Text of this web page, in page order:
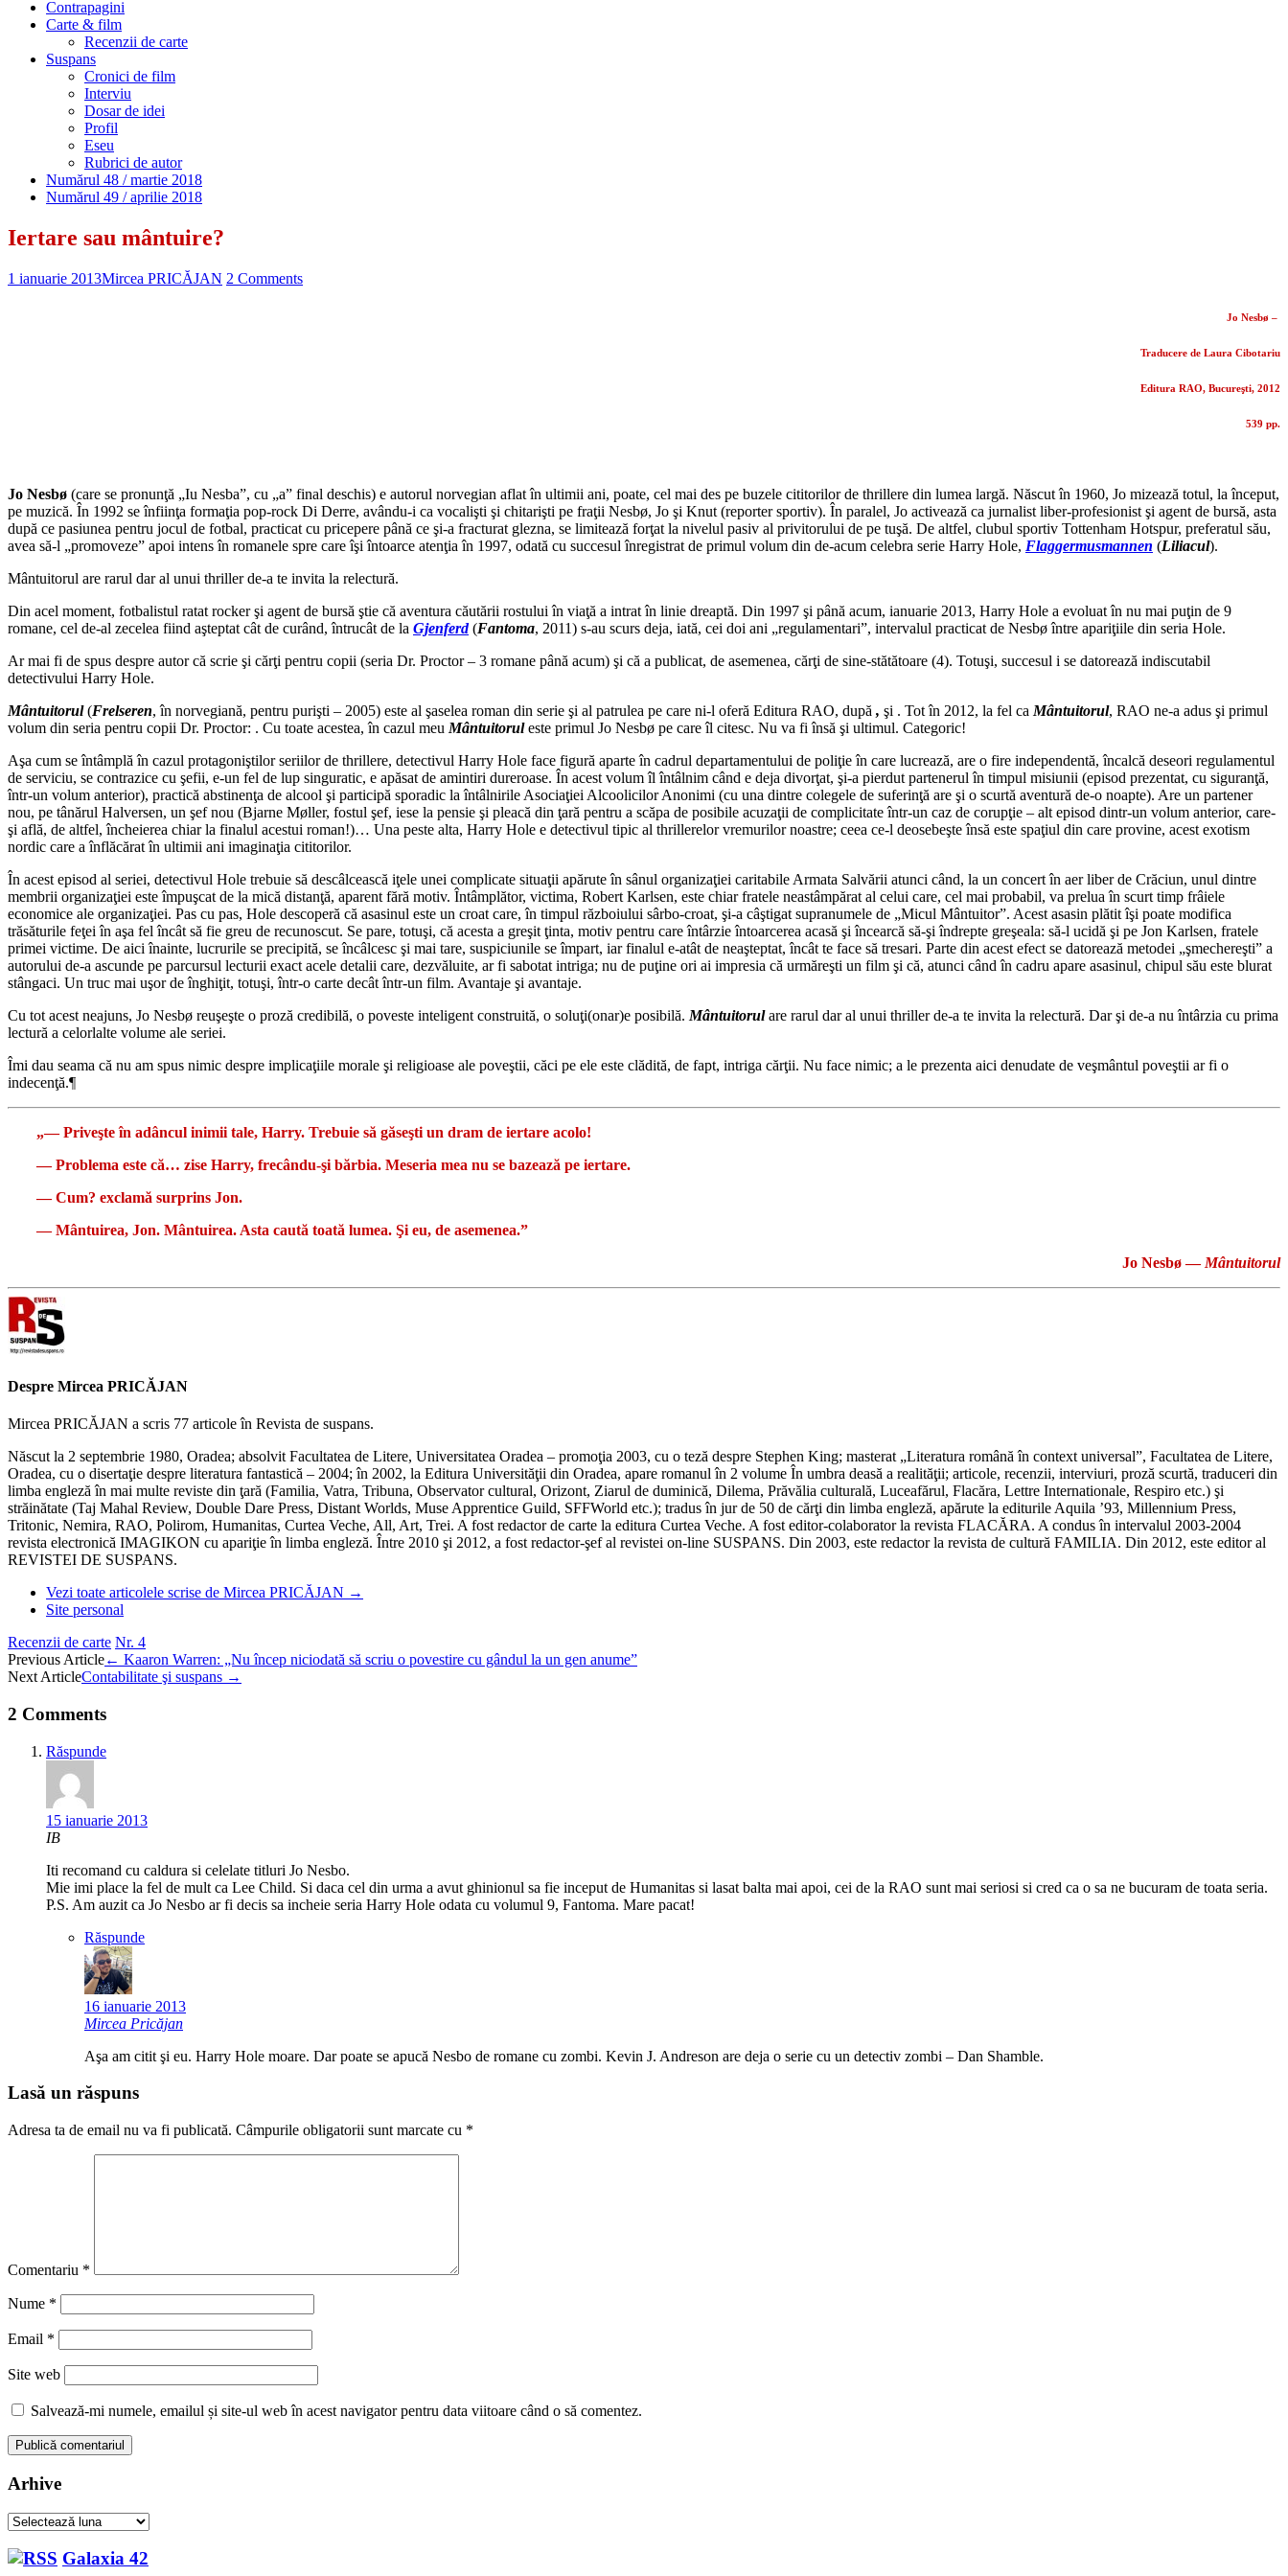
Contrapagini
Carte & film
Recenzii de carte
Suspans
Cronici de film
Interviu
Dosar de idei
Profil
Eseu
Rubrici de autor
Numărul 48 / martie 2018
Numărul 49 / aprilie 2018
Iertare sau mântuire?
1 ianuarie 2013Mircea PRICĂJAN 2 Comments
Jo Nesbø –
Traducere de Laura Cibotariu
Editura RAO, Bucureşti, 2012
539 pp.
Jo Nesbø (care se pronunţă „Iu Nesba”, cu „a” final deschis) e autorul norvegian aflat în ultimii ani, poate, cel mai des pe buzele cititorilor de thrillere din lumea largă. Născut în 1960, Jo mizează totul, la început,
pe muzică. În 1992 se înfiinţa formaţia pop-rock Di Derre, avându-i ca vocalişti şi chitarişti pe fraţii Nesbø, Jo şi Knut (reporter sportiv). În paralel, Jo activează ca jurnalist liber-profesionist şi agent de bursă, asta
după ce pasiunea pentru jocul de fotbal, practicat cu pricepere până ce şi-a fracturat glezna, se limitează forţat la nivelul pasiv al privitorului de pe tuşă. De altfel, clubul sportiv Tottenham Hotspur, preferatul său,
avea să-l „promoveze” apoi intens în romanele spre care îşi întoarce atenţia în 1997, odată cu succesul înregistrat de primul volum din de-acum celebra serie Harry Hole, Flaggermusmannen (Liliacul).
Mântuitorul are rarul dar al unui thriller de-a te invita la relectură.
Din acel moment, fotbalistul ratat rocker şi agent de bursă ştie că aventura căutării rostului în viaţă a intrat în linie dreaptă. Din 1997 şi până acum, ianuarie 2013, Harry Hole a evoluat în nu mai puţin de 9
romane, cel de-al zecelea fiind aşteptat cât de curând, întrucât de la Gjenferd(Fantoma, 2011) s-au scurs deja, iată, cei doi ani „regulamentari”, intervalul practicat de Nesbø între apariţiile din seria Hole.
Ar mai fi de spus despre autor că scrie şi cărţi pentru copii (seria Dr. Proctor – 3 romane până acum) şi că a publicat, de asemenea, cărţi de sine-stătătoare (4). Totuşi, succesul i se datorează indiscutabil
detectivului Harry Hole.
Mântuitorul (Frelseren, în norvegiană, pentru purişti – 2005) este al şaselea roman din serie şi al patrulea pe care ni-l oferă Editura RAO, după , şi . Tot în 2012, la fel ca Mântuitorul, RAO ne-a adus şi primul
volum din seria pentru copii Dr. Proctor: . Cu toate acestea, în cazul meu Mântuitoruleste primul Jo Nesbø pe care îl citesc. Nu va fi însă şi ultimul. Categoric!
Aşa cum se întâmplă în cazul protagoniştilor seriilor de thrillere, detectivul Harry Hole face figură aparte în cadrul departamentului de poliţie în care lucrează, are o fire independentă, încalcă deseori regulamentul
de serviciu, se contrazice cu şefii, e-un fel de lup singuratic, e apăsat de amintiri dureroase. În acest volum îl întâlnim când e deja divorţat, şi-a pierdut partenerul în timpul misiunii (episod prezentat, cu siguranţă,
într-un volum anterior), practică abstinenţa de alcool şi participă sporadic la întâlnirile Asociaţiei Alcoolicilor Anonimi (cu una dintre colegele de suferinţă are şi o scurtă aventură de-o noapte). Are un partener
nou, pe tânărul Halversen, un şef nou (Bjarne Møller, fostul şef, iese la pensie şi pleacă din ţară pentru a scăpa de posibile acuzaţii de complicitate într-un caz de corupţie – alt episod dintr-un volum anterior, care-
şi află, de altfel, încheierea chiar la finalul acestui roman!)… Una peste alta, Harry Hole e detectivul tipic al thrillerelor vremurilor noastre; ceea ce-l deosebeşte însă este spaţiul din care provine, acest exotism
nordic care a înflăcărat în ultimii ani imaginaţia cititorilor.
În acest episod al seriei, detectivul Hole trebuie să descâlcească iţele unei complicate situaţii apărute în sânul organizaţiei caritabile Armata Salvării atunci când, la un concert în aer liber de Crăciun, unul dintre
membrii organizaţiei este împuşcat de la mică distanţă, aparent fără motiv. Întâmplător, victima, Robert Karlsen, este chiar fratele neastâmpărat al celui care, cel mai probabil, va prelua în scurt timp frâiele
economice ale organizaţiei. Pas cu pas, Hole descoperă că asasinul este un croat care, în timpul războiului sârbo-croat, şi-a câştigat supranumele de „Micul Mântuitor”. Acest asasin plătit îşi poate modifica
trăsăturile feţei în aşa fel încât să fie greu de recunoscut. Se pare, totuşi, că acesta a greşit ţinta, motiv pentru care întârzie întoarcerea acasă şi încearcă să-şi îndrepte greşeala: să-l ucidă şi pe Jon Karlsen, fratele
primei victime. De aici înainte, lucrurile se precipită, se încâlcesc şi mai tare, suspiciunile se împart, iar finalul e-atât de neaşteptat, încât te face să tresari. Parte din acest efect se datorează metodei „şmechereşti” a
autorului de-a ascunde pe parcursul lecturii exact acele detalii care, dezvăluite, ar fi sabotat intriga; nu de puţine ori ai impresia că urmăreşti un film şi că, atunci când în cadru apare asasinul, chipul său este blurat
stângaci. Un truc mai uşor de înghiţit, totuşi, într-o carte decât într-un film. Avantaje şi avantaje.
Cu tot acest neajuns, Jo Nesbø reuşeşte o proză credibilă, o poveste inteligent construită, o soluţi(onar)e posibilă. Mântuitorulare rarul dar al unui thriller de-a te invita la relectură. Dar şi de-a nu întârzia cu prima
lectură a celorlalte volume ale seriei.
Îmi dau seama că nu am spus nimic despre implicaţiile morale şi religioase ale poveştii, căci pe ele este clădită, de fapt, intriga cărţii. Nu face nimic; a le prezenta aici denudate de veşmântul poveştii ar fi o
indecenţă.¶
„― Priveşte în adâncul inimii tale, Harry. Trebuie să găseşti un dram de iertare acolo!
― Problema este că… zise Harry, frecându-şi bărbia. Meseria mea nu se bazează pe iertare.
― Cum? exclamă surprins Jon.
― Mântuirea, Jon. Mântuirea. Asta caută toată lumea. Şi eu, de asemenea.”
Jo Nesbø― Mântuitorul
Despre Mircea PRICĂJAN
Mircea PRICĂJAN a scris 77 articole în Revista de suspans.
Născut la 2 septembrie 1980, Oradea; absolvit Facultatea de Litere, Universitatea Oradea – promoţia 2003, cu o teză despre Stephen King; masterat „Literatura română în context universal”, Facultatea de Litere,
Oradea, cu o disertaţie despre literatura fantastică – 2004; în 2002, la Editura Universităţii din Oradea, apare romanul în 2 volume În umbra deasă a realităţii; articole, recenzii, interviuri, proză scurtă, traduceri din
limba engleză în mai multe reviste din ţară (Familia, Vatra, Tribuna, Observator cultural, Orizont, Ziarul de duminică, Dilema, Prăvălia culturală, Luceafărul, Flacăra, Lettre Internationale, Respiro etc.) şi
străinătate (Taj Mahal Review, Double Dare Press, Distant Worlds, Muse Apprentice Guild, SFFWorld etc.); tradus în jur de 50 de cărţi din limba engleză, apărute la editurile Aquila ’93, Millennium Press,
Tritonic, Nemira, RAO, Polirom, Humanitas, Curtea Veche, All, Art, Trei. A fost redactor de carte la editura Curtea Veche. A fost editor-colaborator la revista FLACĂRA. A condus în intervalul 2003-2004
revista electronică IMAGIKON cu apariţie în limba engleză. Între 2010 şi 2012, a fost redactor-şef al revistei on-line SUSPANS. Din 2003, este redactor la revista de cultură FAMILIA. Din 2012, este editor al
REVISTEI DE SUSPANS.
Vezi toate articolele scrise de Mircea PRICĂJAN →
Site personal
Recenzii de carte Nr. 4
Post
navigation
Previous Article← Kaaron Warren: „Nu încep niciodată să scriu o povestire cu gândul la un gen anume”
Next ArticleContabilitate şi suspans →
2 Comments
Răspunde
15 ianuarie 2013
IB
Iti recomand cu caldura si celelate titluri Jo Nesbo.
Mie imi place la fel de mult ca Lee Child. Si daca cel din urma a avut ghinionul sa fie inceput de Humanitas si lasat balta mai apoi, cei de la RAO sunt mai seriosi si cred ca o sa ne bucuram de toata seria.
P.S. Am auzit ca Jo Nesbo ar fi decis sa incheie seria Harry Hole odata cu volumul 9, Fantoma. Mare pacat!
Răspunde
16 ianuarie 2013
Mircea Pricăjan
Aşa am citit şi eu. Harry Hole moare. Dar poate se apucă Nesbo de romane cu zombi. Kevin J. Andreson are deja o serie cu un detectiv zombi – Dan Shamble.
Lasă un răspuns
Adresa ta de email nu va fi publicată. Câmpurile obligatorii sunt marcate cu *
Comentariu *
Nume *
Email *
Site web
Salvează-mi numele, emailul și site-ul web în acest navigator pentru data viitoare când o să comentez.
Arhive
Arhive
Galaxia 42